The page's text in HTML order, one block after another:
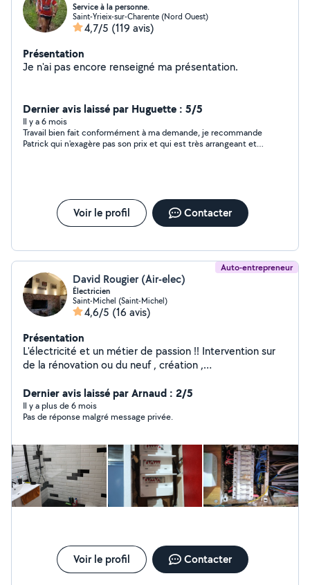
Service à la personne.
Saint-Yrieix-sur-Charente (Nord Ouest)
4,7/5 (119 avis)
Présentation
Je n'ai pas encore renseigné ma présentation.
Dernier avis laissé par Huguette : 5/5
Il y a 6 mois
Travail bien fait conformément à ma demande, je recommande
Patrick qui n'exagère pas son prix et qui est très arrangeant et
Voir le profil Contacter
Auto-entrepreneur
David Rougier (Air-elec)
Électricien
Saint-Michel (Saint-Michel)
4,6/5 (16 avis)
Présentation
L'électricité et un métier de passion !! Intervention sur
de la rénovation ou du neuf , création ,
effectue également,de la plomberie, carrelage, faïence
et divers travaux , multi services !! a votre écoute et
tâche de répondre au plus vite à vos demandes !!
Dernier avis laissé par Arnaud : 2/5
Il y a plus de 6 mois
Pas de réponse malgré message privée.
Voir le profil Contacter